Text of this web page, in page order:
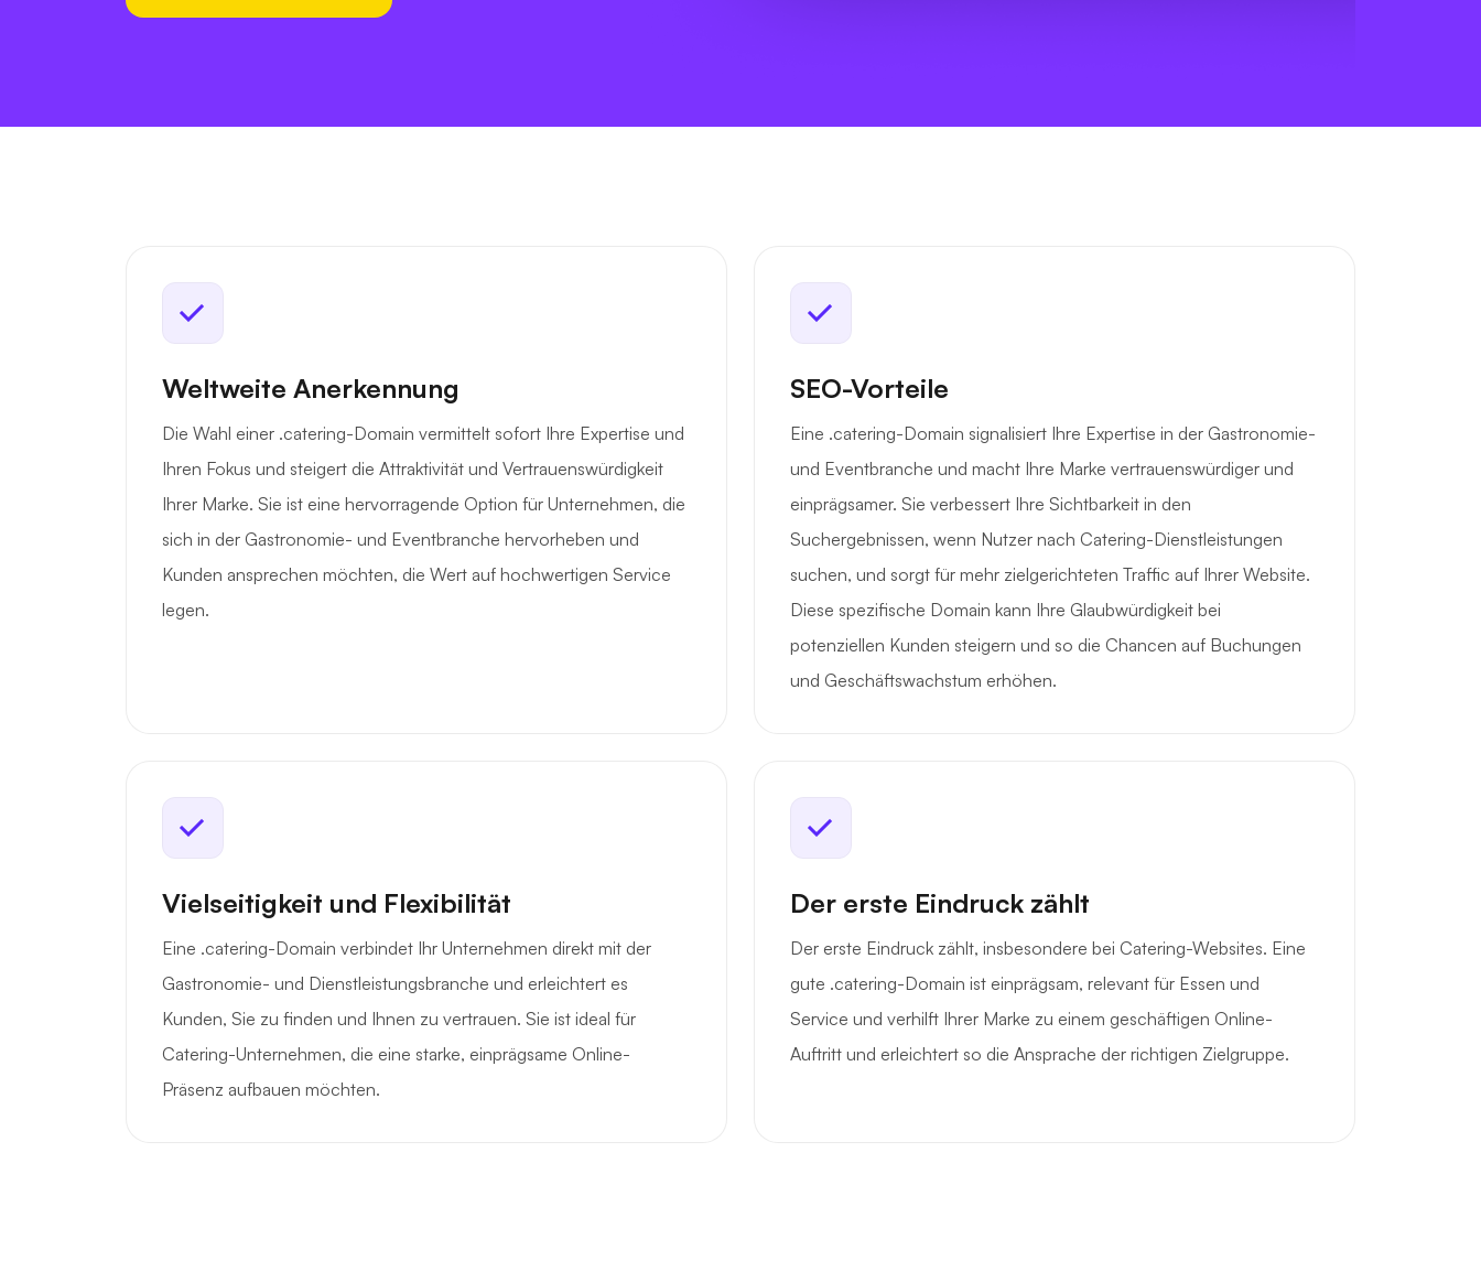
Weltweite Anerkennung
Die Wahl einer .catering-Domain vermittelt sofort Ihre Expertise und
Ihren Fokus und steigert die Attraktivität und Vertrauenswürdigkeit
Ihrer Marke. Sie ist eine hervorragende Option für Unternehmen, die
sich in der Gastronomie- und Eventbranche hervorheben und
Kunden ansprechen möchten, die Wert auf hochwertigen Service
legen.
SEO-Vorteile
Eine .catering-Domain signalisiert Ihre Expertise in der Gastronomie-
und Eventbranche und macht Ihre Marke vertrauenswürdiger und
einprägsamer. Sie verbessert Ihre Sichtbarkeit in den
Suchergebnissen, wenn Nutzer nach Catering-Dienstleistungen
suchen, und sorgt für mehr zielgerichteten Traffic auf Ihrer Website.
Diese spezifische Domain kann Ihre Glaubwürdigkeit bei
potenziellen Kunden steigern und so die Chancen auf Buchungen
und Geschäftswachstum erhöhen.
Vielseitigkeit und Flexibilität
Eine .catering-Domain verbindet Ihr Unternehmen direkt mit der
Gastronomie- und Dienstleistungsbranche und erleichtert es
Kunden, Sie zu finden und Ihnen zu vertrauen. Sie ist ideal für
Catering-Unternehmen, die eine starke, einprägsame Online-
Präsenz aufbauen möchten.
Der erste Eindruck zählt
Der erste Eindruck zählt, insbesondere bei Catering-Websites. Eine
gute .catering-Domain ist einprägsam, relevant für Essen und
Service und verhilft Ihrer Marke zu einem geschäftigen Online-
Auftritt und erleichtert so die Ansprache der richtigen Zielgruppe.